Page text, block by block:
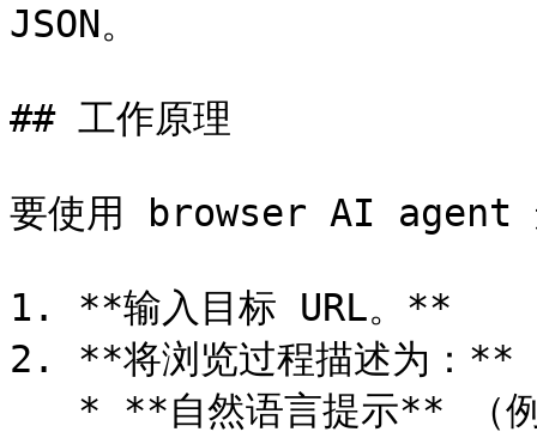
JSON。
## 工作原理
要使用 browser AI agent
1. **输入目标 URL。**
2. **将浏览过程描述为：**